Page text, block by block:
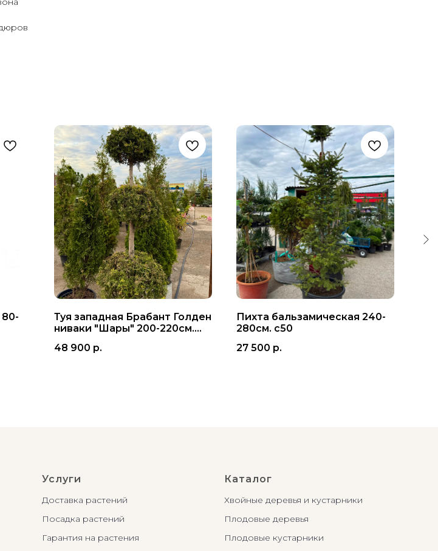
Туя западная Брабант Голден
ниваки "Шары" 200-220см.
48 900 р.
Пихта бальзамическая 240-
280см. с50
27 500 р.
Услуги
Доставка растений
Посадка растений
Гарантия на растения
Каталог
Хвойные деревья и кустарники
Плодовые деревья
Плодовые кустарники